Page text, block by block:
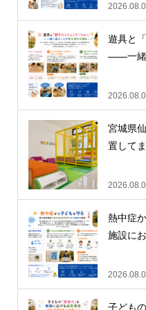
遊具と
——一緒
宮城県
置して
熱中症
施設に
子ども